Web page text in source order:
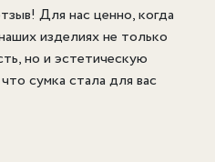
Для нас ценно, когда
изделиях не только
но и эстетическую
сумка стала для вас